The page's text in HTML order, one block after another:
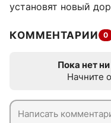
установят новый
КОММЕНТАРИИ 0
Пока нет
Начните